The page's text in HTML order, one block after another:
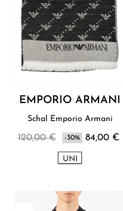
EMPORIO ARMANI
Schal Emporio Armani
120,00 € -30% 84,00 €
UNI